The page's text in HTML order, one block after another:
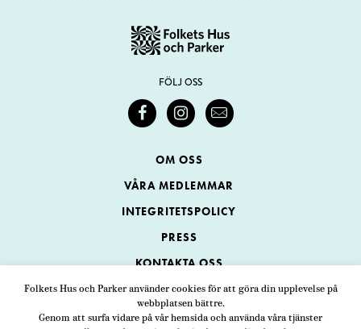
Folkets Hus och Parker använder cookies för att göra din upplevelse på
webbplatsen bättre.
Genom att surfa vidare på vår hemsida och använda våra tjänster
FÖLJ OSS
OM OSS
VÅRA MEDLEMMAR
INTEGRITETSPOLICY
PRESS
KONTAKTA OSS
Folkets Hus och Parker